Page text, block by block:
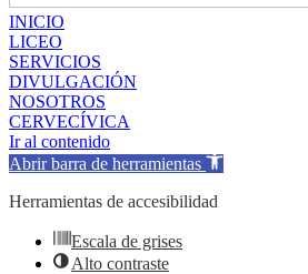
INICIO
LICEO
SERVICIOS
DIVULGACIÓN
NOSOTROS
CERVECÍVICA
Ir al contenido
Abrir barra de herramientas
Herramientas de accesibilidad
Escala de grises
Alto contraste